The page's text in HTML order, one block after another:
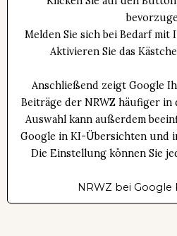
Melden Sie sich bei Bedarf mit
Aktivieren Sie das
Anschließend zeigt Google
Beiträge der NRWZ häufiger in
Auswahl kann außerdem
Google in KI-Übersichten und
Die Einstellung können Sie
NRWZ bei Google